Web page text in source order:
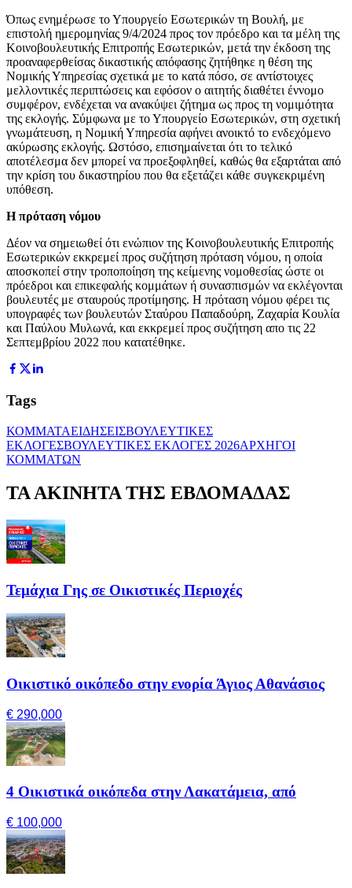
Όπως ενημέρωσε το Υπουργείο Εσωτερικών τη Βουλή, με
επιστολή ημερομηνίας 9/4/2024 προς τον πρόεδρο και τα μέλη της
Κοινοβουλευτικής Επιτροπής Εσωτερικών, μετά την έκδοση της
προαναφερθείσας δικαστικής απόφασης ζητήθηκε η θέση της
Νομικής Υπηρεσίας σχετικά με το κατά πόσο, σε αντίστοιχες
μελλοντικές περιπτώσεις και εφόσον ο αιτητής διαθέτει έννομο
συμφέρον, ενδέχεται να ανακύψει ζήτημα ως προς τη νομιμότητα
της εκλογής. Σύμφωνα με το Υπουργείο Εσωτερικών, στη σχετική
γνωμάτευση, η Νομική Υπηρεσία αφήνει ανοικτό το ενδεχόμενο
ακύρωσης εκλογής. Ωστόσο, επισημαίνεται ότι το τελικό
αποτέλεσμα δεν μπορεί να προεξοφληθεί, καθώς θα εξαρτάται από
την κρίση του δικαστηρίου που θα εξετάζει κάθε συγκεκριμένη
υπόθεση.
Η πρόταση νόμου
Δέον να σημειωθεί ότι ενώπιον της Κοινοβουλευτικής Επιτροπής
Εσωτερικών εκκρεμεί προς συζήτηση πρόταση νόμου, η οποία
αποσκοπεί στην τροποποίηση της κείμενης νομοθεσίας ώστε οι
πρόεδροι και επικεφαλής κομμάτων ή συνασπισμών να εκλέγονται
βουλευτές με σταυρούς προτίμησης. Η πρόταση νόμου φέρει τις
υπογραφές των βουλευτών Σταύρου Παπαδούρη, Ζαχαρία Κουλία
και Παύλου Μυλωνά, και εκκρεμεί προς συζήτηση απο τις 22
Σεπτεμβρίου 2022 που κατατέθηκε.
Tags
ΚΟΜΜΑΤΑΕΙΔΗΣΕΙΣΒΟΥΛΕΥΤΙΚΕΣ
ΕΚΛΟΓΕΣΒΟΥΛΕΥΤΙΚΕΣ ΕΚΛΟΓΕΣ 2026ΑΡΧΗΓΟΙ
ΚΟΜΜΑΤΩΝ
ΤΑ ΑΚΙΝΗΤΑ ΤΗΣ ΕΒΔΟΜΑΔΑΣ
Τεμάχια Γης σε Οικιστικές Περιοχές
Οικιστικό οικόπεδο στην ενορία Άγιος Αθανάσιος
€ 290,000
4 Οικιστικά οικόπεδα στην Λακατάμεια, από
€ 100,000